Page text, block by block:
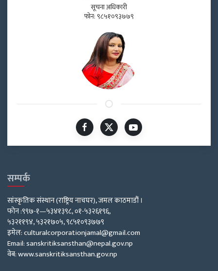
सूचना अधिकारी
फोन: ९८५१०९३७७९
सम्पर्क
सांस्कृतिक संस्थान (राष्ट्रिय नाचघर), जमल काठमाडौं ।
फोन :९९७-१—५३४१३९८, ०१-५३२६१९६,
५३२११९४, ५३२१७०५, ९८५१०९३७७९
इमेल: culturalcorporationjamal@gmail.com
Email: sanskritiksansthan@nepal.gov.np
वेब: www.sanskritiksansthan.gov.np